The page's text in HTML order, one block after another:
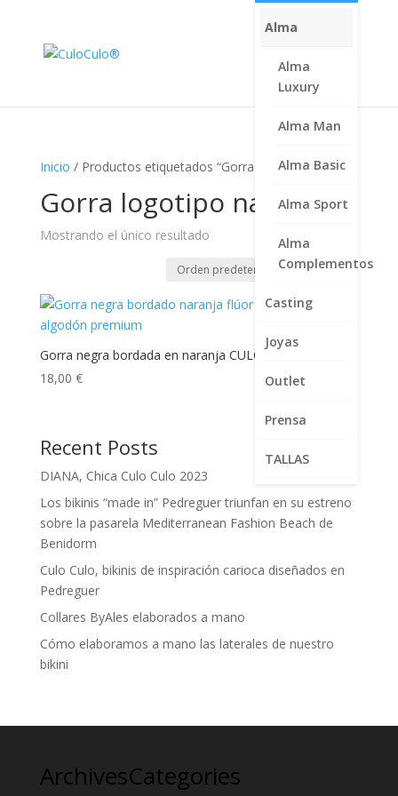
Alma
Alma
Luxury
Alma Man
Alma Basic
Alma Sport
Alma
Complementos
Casting
Joyas
Outlet
Prensa
TALLAS
Inicio / Productos etiquetados “Gorra logotipo naranja”
Gorra logotipo naranja
Mostrando el único resultado
Gorra negra bordada en naranja CULO CULO
18,00 €
Recent Posts
DIANA, Chica Culo Culo 2023
Los bikinis “made in” Pedreguer triunfan en su estreno
sobre la pasarela Mediterranean Fashion Beach de
Benidorm
Culo Culo, bikinis de inspiración carioca diseñados en
Pedreguer
Collares ByAles elaborados a mano
Cómo elaboramos a mano las laterales de nuestro
bikini
ArchivesCategories